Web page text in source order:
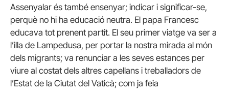
Assenyalar és també ensenyar; indicar i significar-se,
perquè no hi ha educació neutra. El papa Francesc
educava tot prenent partit. El seu primer viatge va ser a
l’illa de Lampedusa, per portar la nostra mirada al món
dels migrants; va renunciar a les seves estances per
viure al costat dels altres capellans i treballadors de
l’Estat de la Ciutat del Vaticà; com ja feia